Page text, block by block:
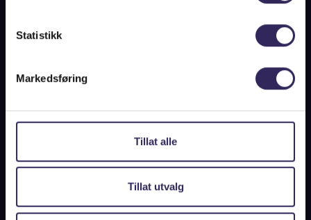
Statistikk
Markedsføring
Tillat alle
Tillat utvalg
Norgesbillett er vår bedriftsløsning for
rabatterte kinobilletter, gyldig på alle kinoer i